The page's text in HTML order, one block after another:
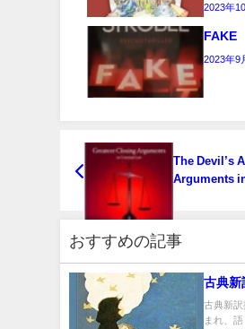
2023年
FAKE
2023年9
The Devil’s
Arguments
おすすめの記事
古典新
古典新
まれ、